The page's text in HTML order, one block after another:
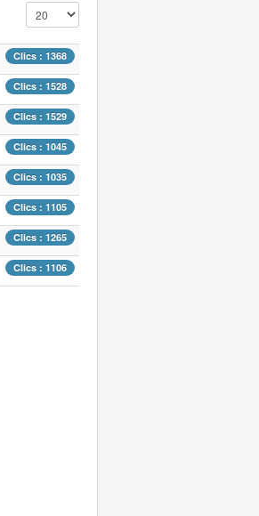
Affichage #
Clics : 1368
Clics : 1528
Clics : 1529
Clics : 1045
Clics : 1035
Clics : 1105
Clics : 1265
Clics : 1106